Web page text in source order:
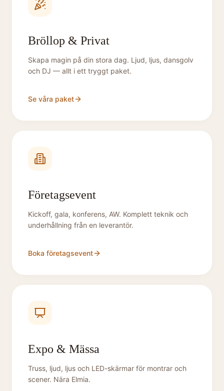
Bröllop & Privat
Skapa magin på din stora dag. Ljud, ljus, dansgolv
och DJ — allt i ett tryggt paket.
Se våra paket
Företagsevent
Kickoff, gala, konferens, AW. Komplett teknik och
underhållning från en leverantör.
Boka företagsevent
Expo & Mässa
Truss, ljud, ljus och LED-skärmar för montrar och
scener. Nära Elmia.